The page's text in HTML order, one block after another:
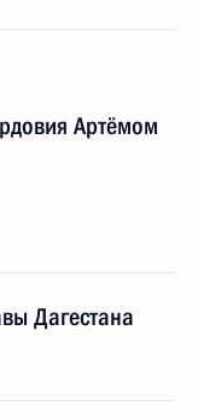
Артёмом
Дагестана